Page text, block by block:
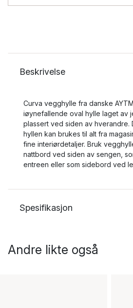
Beskrivelse
Curva vegghylle fra danske
iøynefallende oval hylle laget av
plassert ved siden av hverandre.
hyllen kan brukes til alt fra
fine interiørdetaljer. Bruk
nattbord ved siden av sengen,
entreen eller som sidebord ved
Spesifikasjon
Andre likte også